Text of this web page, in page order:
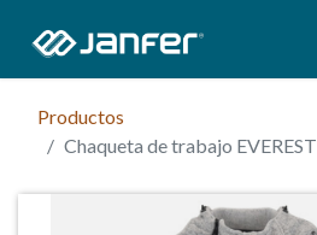
Productos
Chaqueta de trabajo EVEREST